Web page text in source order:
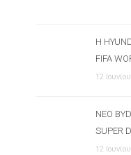
Η
FIFA
12
ΝΈΟ
SUPER
12